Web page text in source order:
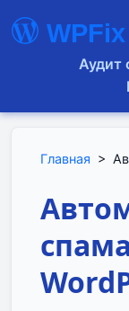
WPFix
Аудит
Главная >